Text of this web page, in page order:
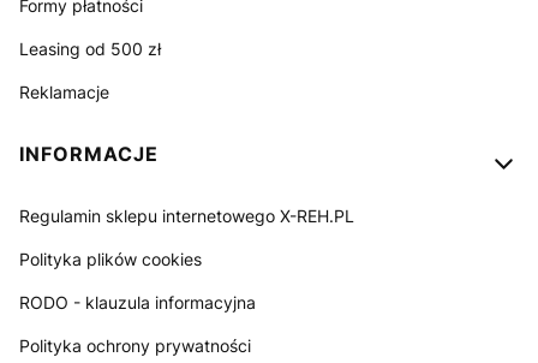
Formy płatności
Leasing od 500 zł
Reklamacje
INFORMACJE
Regulamin sklepu internetowego X-REH.PL
Polityka plików cookies
RODO - klauzula informacyjna
Polityka ochrony prywatności